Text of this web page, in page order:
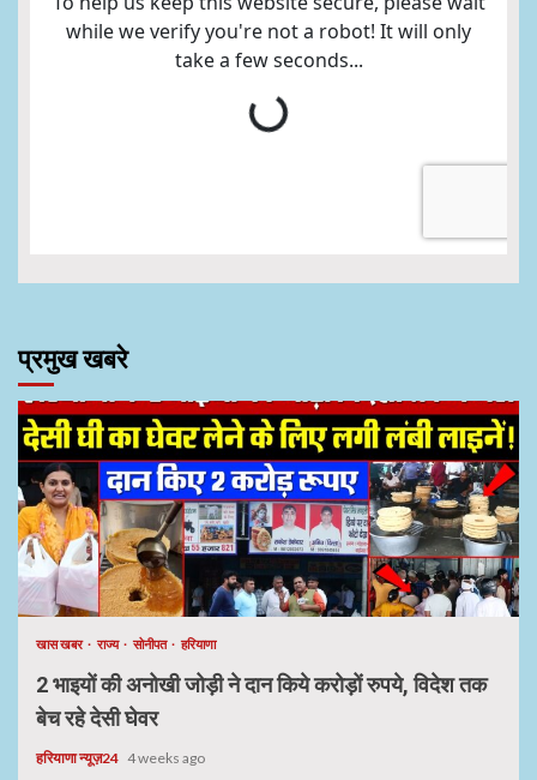
प्रमुख खबरे
खास खबर राज्य सोनीपत हरियाणा
2 भाइयों की अनोखी जोड़ी ने दान किये करोड़ों रुपये, विदेश तक
बेच रहे देसी घेवर
हरियाणा न्यूज़24 4 weeks ago